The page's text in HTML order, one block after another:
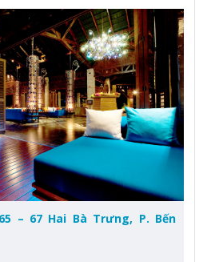
– 67 Hai Bà Trưng, P. Bến